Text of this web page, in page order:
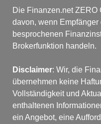
Die Finanzen.net ZERO
davon, wenn
besprochenen
Brokerfunktion handeln.
Disclaimer: Wir, die
übernehmen keine
Vollständigkeit und
enthaltenen
ein Angebot, eine